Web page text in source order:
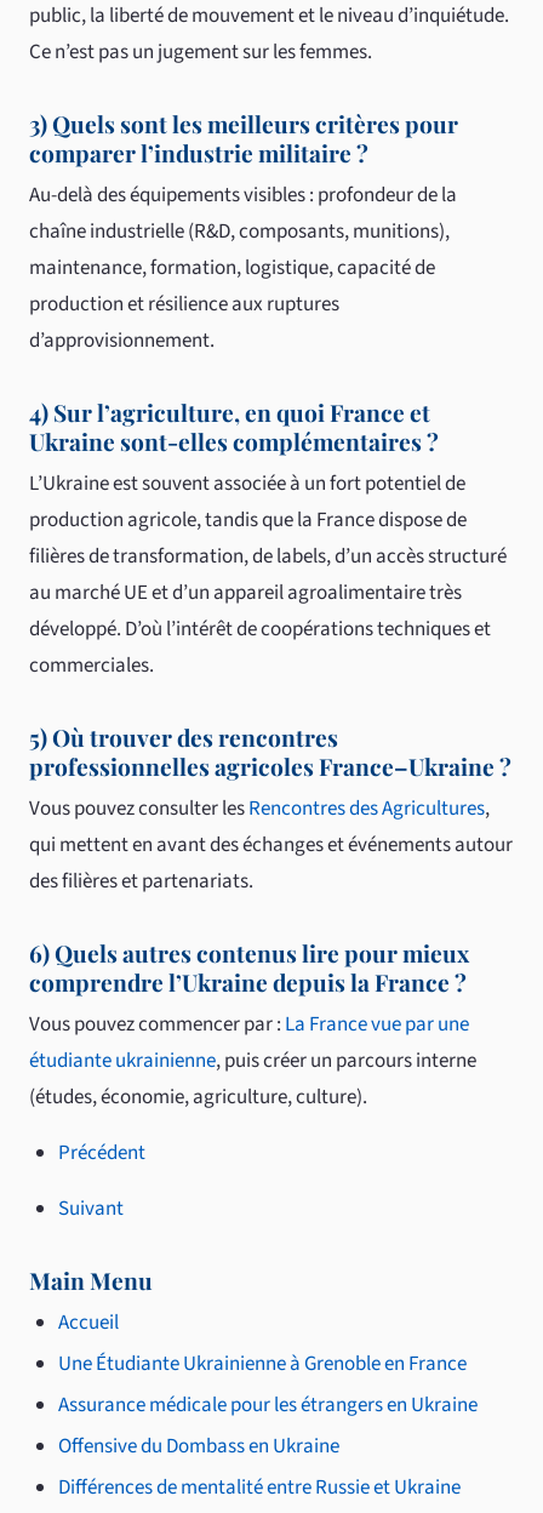
public, la liberté de mouvement et le niveau d’inquiétude.
Ce n’est pas un jugement sur les femmes.
3) Quels sont les meilleurs critères pour
comparer l’industrie militaire ?
Au-delà des équipements visibles : profondeur de la
chaîne industrielle (R&D, composants, munitions),
maintenance, formation, logistique, capacité de
production et résilience aux ruptures
d’approvisionnement.
4) Sur l’agriculture, en quoi France et
Ukraine sont-elles complémentaires ?
L’Ukraine est souvent associée à un fort potentiel de
production agricole, tandis que la France dispose de
filières de transformation, de labels, d’un accès structuré
au marché UE et d’un appareil agroalimentaire très
développé. D’où l’intérêt de coopérations techniques et
commerciales.
5) Où trouver des rencontres
professionnelles agricoles France–Ukraine ?
Vous pouvez consulter lesRencontres des Agricultures,
qui mettent en avant des échanges et événements autour
des filières et partenariats.
6) Quels autres contenus lire pour mieux
comprendre l’Ukraine depuis la France ?
Vous pouvez commencer par : La France vue par une
étudiante ukrainienne, puis créer un parcours interne
(études, économie, agriculture, culture).
Précédent
Suivant
Main Menu
Accueil
Une Étudiante Ukrainienne à Grenoble en France
Assurance médicale pour les étrangers en Ukraine
Offensive du Dombass en Ukraine
Différences de mentalité entre Russie et Ukraine